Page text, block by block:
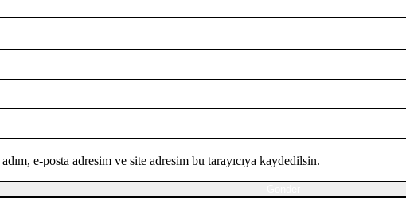
e-posta adresim ve site adresim bu tarayıcıya kaydedilsin.